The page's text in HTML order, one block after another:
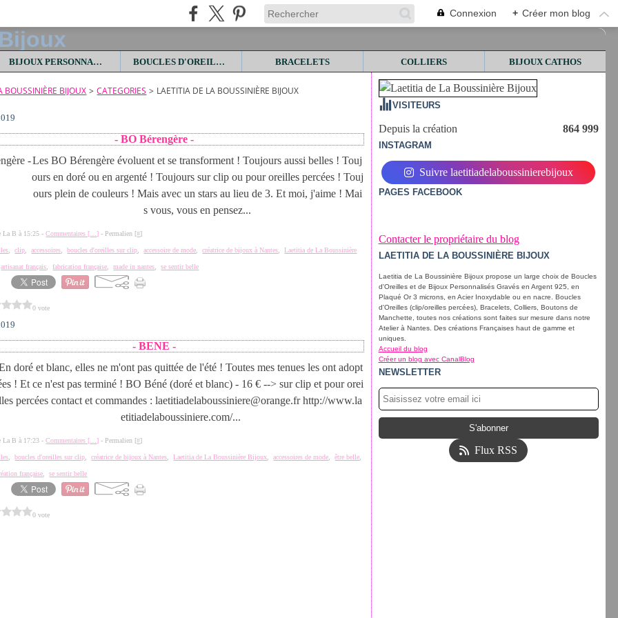
Connexion + Créer mon blog
BIJOUX PERSONNALISES BOUCLES D'OREILLES BRACELETS COLLIERS BIJOUX CATHOS
BOUSSINIÈRE BIJOUX > CATEGORIES > LAETITIA DE LA BOUSSINIÈRE BIJOUX
- BO Bérengère -
Les BO Bérengère évoluent et se transforment ! Toujours aussi belles ! Touj
ours en doré ou en argenté ! Toujours sur clip ou pour oreilles percées ! Touj
ours plein de couleurs ! Mais avec un stars au lieu de 3. Et moi, j'aime ! Mai
s vous, vous en pensez...
La B à 15:25 -Commentaires [ …] - Permalien [#]
,clip ,accessoires ,boucles d'oreilles sur clip ,accessoire de mode ,créatrice de bijoux à Nantes ,Laetitia de La Boussinière
artisanat français ,fabrication française ,made in nantes ,se sentir belle
0 vote
- BENE -
doré et blanc, elles ne m'ont pas quittée de l'été ! Toutes mes tenues les ont adopt
! Et ce n'est pas terminé ! BO Béné (doré et blanc) - 16 € --> sur clip et pour orei
percées contact et commandes : laetitiadelaboussiniere@orange.fr http://www.la
etitiadelaboussiniere.com/...
La B à 17:23 -Commentaires [ …] - Permalien [#]
,boucles d'oreilles sur clip ,créatrice de bijoux à Nantes ,Laetitia de La Boussinière Bijoux ,accessoires de mode ,être belle
française ,se sentir belle
0 vote
VISITEURS
Depuis la création 864 999
INSTAGRAM
Suivre laetitiadelaboussinierebijoux
PAGES FACEBOOK
Contacter le propriétaire du blog
LAETITIA DE LA BOUSSINIÈRE BIJOUX
Laetitia de La Boussinière Bijoux propose un large choix de Boucles
d'Oreilles et de Bijoux Personnalisés Gravés en Argent 925, en
Plaqué Or 3 microns, en Acier Inoxydable ou en nacre. Boucles
d'Oreilles (clip/oreilles percées), Bracelets, Colliers, Boutons de
Manchette, toutes nos créations sont faites sur mesure dans notre
Atelier à Nantes. Des créations Françaises haut de gamme et
uniques.
Accueil du blog
Créer un blog avec CanalBlog
NEWSLETTER
Flux RSS